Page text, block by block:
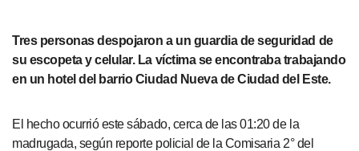
Tres personas despojaron a un guardia de seguridad de
su escopeta y celular. La víctima se encontraba trabajando
en un hotel del barrio Ciudad Nueva de Ciudad del Este.
El hecho ocurrió este sábado, cerca de las 01:20 de la
madrugada, según reporte policial de la Comisaria 2° del